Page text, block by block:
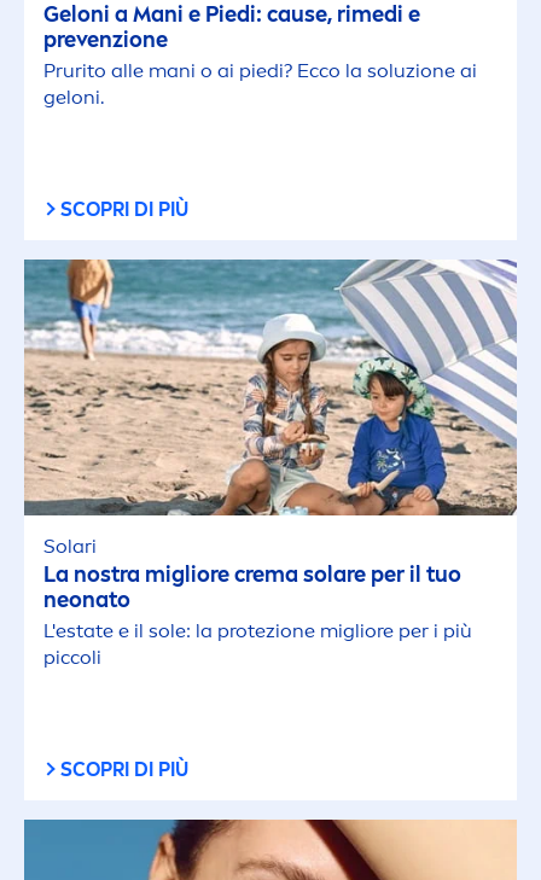
Geloni a Mani e Piedi: cause, rimedi e
prevenzione
Prurito alle mani o ai piedi? Ecco la soluzione ai
geloni.
SCOPRI DI PIÙ
Solari
La nostra migliore crema solare per il tuo
neonato
L'estate e il sole: la protezione migliore per i più
piccoli
SCOPRI DI PIÙ